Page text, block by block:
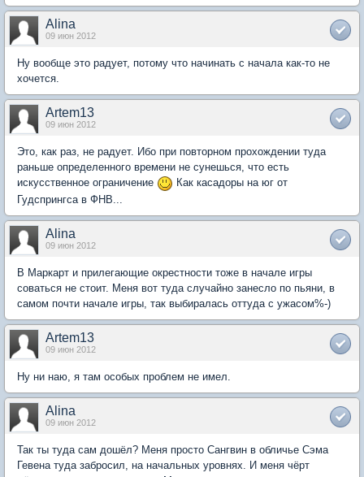
Alina
09 июн 2012
Ну вообще это радует, потому что начинать с начала как-то не
хочется.
Artem13
09 июн 2012
Это, как раз, не радует. Ибо при повторном прохождении туда
раньше определенного времени не сунешься, что есть
искусственное ограничение
Как касадоры на юг от
Гудспрингса в ФНВ...
Alina
09 июн 2012
В Маркарт и прилегающие окрестности тоже в начале игры
соваться не стоит. Меня вот туда случайно занесло по пьяни, в
самом почти начале игры, так выбиралась оттуда с ужасом%-)
Artem13
09 июн 2012
Ну ни наю, я там особых проблем не имел.
Alina
09 июн 2012
Так ты туда сам дошёл? Меня просто Сангвин в обличье Сэма
Гевена туда забросил, на начальных уровнях. И меня чёрт